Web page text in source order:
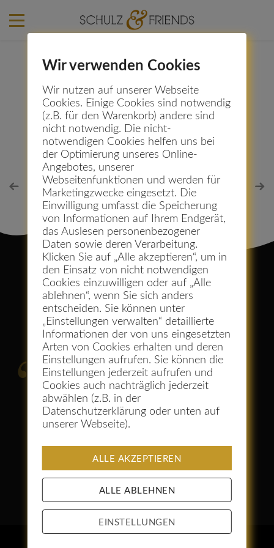
Robert Broker
11. Januar 2016
Neue Wege wagen!
Wer immer nur das tut, was er
schon kann, wird auch immer
das bleiben, was er schon
Wir verwenden Cookies
Wir nutzen auf unserer Webseite
Cookies. Einige Cookies sind notwendig
(z.B. für den Warenkorb) andere sind
nicht notwendig. Die nicht-
notwendigen Cookies helfen uns bei
der Optimierung unseres Online-
Angebotes, unserer
Webseitenfunktionen und werden für
Marketingzwecke eingesetzt. Die
Einwilligung umfasst die Speicherung
von Informationen auf Ihrem Endgerät,
das Auslesen personenbezogener
Daten sowie deren Verarbeitung.
Klicken Sie auf „Alle akzeptieren“, um in
den Einsatz von nicht notwendigen
Cookies einzuwilligen oder auf „Alle
ablehnen“, wenn Sie sich anders
entscheiden. Sie können unter
„Einstellungen verwalten“ detaillierte
Informationen der von uns eingesetzten
Arten von Cookies erhalten und deren
Einstellungen aufrufen. Sie können die
Einstellungen jederzeit aufrufen und
Cookies auch nachträglich jederzeit
abwählen (z.B. in der
Datenschutzerklärung oder unten auf
unserer Webseite).
ALLE AKZEPTIEREN
ALLE ABLEHNEN
EINSTELLUNGEN